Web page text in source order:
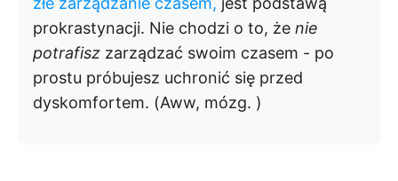
prokrastynacji. Nie chodzi o to, że nie
potrafisz zarządzać swoim czasem - po
prostu próbujesz uchronić się przed
dyskomfortem. (Aww, mózg. )